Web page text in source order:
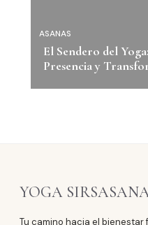
ASANAS
El Sendero del
Presencia y
YOGA
Tu camino hacia el bienestar